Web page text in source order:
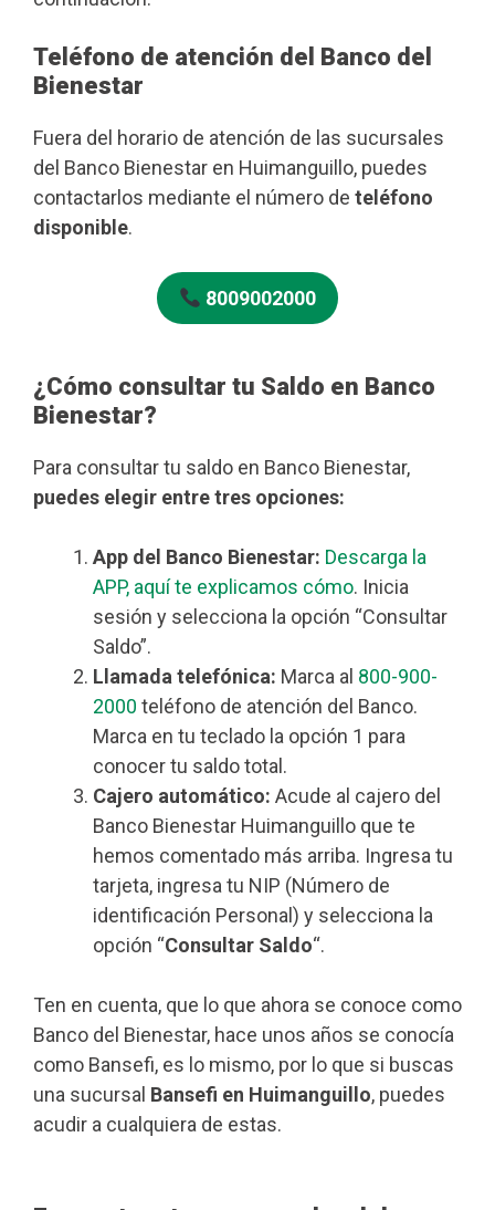
Teléfono de atención del Banco del
Bienestar
Fuera del horario de atención de las sucursales
del Banco Bienestar en Huimanguillo, puedes
contactarlos mediante el número de teléfono
disponible.
8009002000
¿Cómo consultar tu Saldo en Banco
Bienestar?
Para consultar tu saldo en Banco Bienestar,
puedes elegir entre tres opciones:
App del Banco Bienestar: Descarga la
APP, aquí te explicamos cómo. Inicia
sesión y selecciona la opción “Consultar
Saldo”.
Llamada telefónica: Marca al 800-900-
2000 teléfono de atención del Banco.
Marca en tu teclado la opción 1 para
conocer tu saldo total.
Cajero automático: Acude al cajero del
Banco Bienestar Huimanguillo que te
hemos comentado más arriba. Ingresa tu
tarjeta, ingresa tu NIP (Número de
identificación Personal) y selecciona la
opción “Consultar Saldo“.
Ten en cuenta, que lo que ahora se conoce como
Banco del Bienestar, hace unos años se conocía
como Bansefi, es lo mismo, por lo que si buscas
una sucursal Bansefi en Huimanguillo, puedes
acudir a cualquiera de estas.